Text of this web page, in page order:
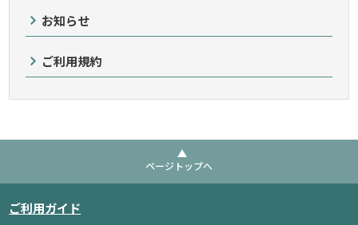
お知らせ
ご利用規約
ページトップへ
ご利用ガイド